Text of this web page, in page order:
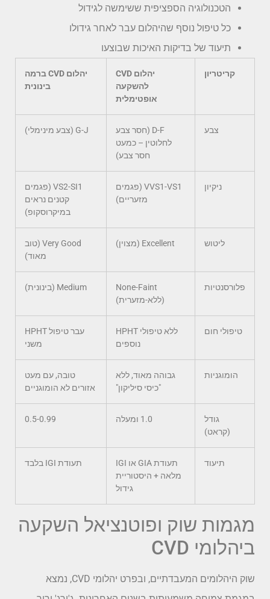
הטכנולוגיה הספציפית ששימשה לגידול
כל טיפול נוסף שהיהלום עבר לאחר גידולו
תיעוד של בדיקות האיכות שבוצעו
קריטריון
יהלום CVD
להשקעה
אופטימלית
יהלום CVD ברמה
בינונית
צבע
D-F (חסר צבע
לחלוטין – כמעט
חסר צבע)
G-J (צבע מינימלי)
ניקיון
VVS1-VS1 (פגמים
מזעריים)
VS2-SI1 (פגמים
קטנים נראים
במיקרוסקופ)
ליטוש Excellent (מצוין)
Very Good (טוב
מאוד)
פלורסנטיות
None-Faint
(ללא-מזערית)
Medium (בינונית)
טיפולי חום
ללא טיפולי HPHT
נוספים
עבר טיפול HPHT
משני
הומוגניות
גבוהה מאוד, ללא
"כיסי סיליקון"
טובה, עם מעט
אזורים לא הומוגניים
גודל
(קראט)
1.0 ומעלה 0.5-0.99
תיעוד
תעודת GIA או IGI
מלאה + היסטוריית
גידול
תעודת IGI בלבד
מגמות שוק ופוטנציאל השקעה
ביהלומי CVD
שוק היהלומים המעבדתיים, ובפרט יהלומי CVD, נמצא